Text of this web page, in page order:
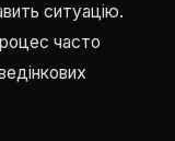
ситуацію.
часто